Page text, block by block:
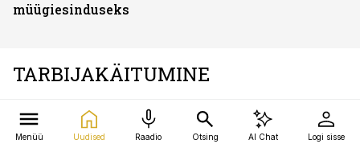
müügiesinduseks
TARBIJAKÄITUMINE
ARVAMUSED
Jaekaubandus kaotas kevadel hoogu, kuid teine
Menüü Uudised Raadio Otsing AI Chat Logi sisse